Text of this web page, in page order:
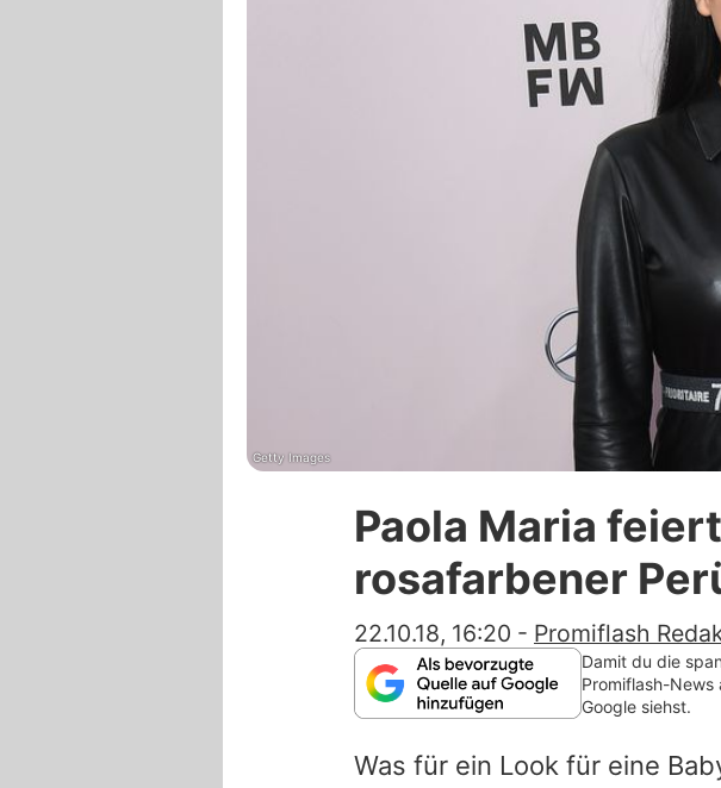
Alle
Getty Images
Paola Maria
rosafarbener
22.10.18, 16:20 - Promiflash
Damit du die
Promiflash-News
Google siehst.
Was für ein Look für eine